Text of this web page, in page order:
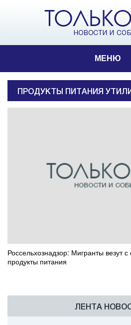
МЕНЮ
ПРОДУКТЫ ПИТАНИЯ
Россельхознадзор: Мигранты везут
продукты питания
ЛЕНТА